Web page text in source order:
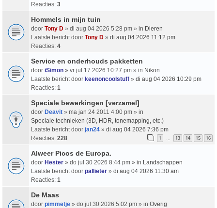
Reacties: 3
Hommels in mijn tuin
door Tony D » di aug 04 2026 5:28 pm » in Dieren
Laatste bericht door Tony D » di aug 04 2026 11:12 pm
Reacties: 4
Service en onderhouds pakketten
door iSimon » vr jul 17 2026 10:27 pm » in Nikon
Laatste bericht door keenoncoolstuff » di aug 04 2026 10:29 pm
Reacties: 1
Speciale bewerkingen [verzamel]
door Deavit » ma jan 24 2011 4:00 pm » in
Speciale technieken (3D, HDR, tonemapping, etc.)
Laatste bericht door jan24 » di aug 04 2026 7:36 pm
Reacties: 228 1 … 13 14 15 16
Alweer Picos de Europa.
door Hester » do jul 30 2026 8:44 pm » in Landschappen
Laatste bericht door pallieter » di aug 04 2026 11:30 am
Reacties: 1
De Maas
door pimmetje » do jul 30 2026 5:02 pm » in Overig